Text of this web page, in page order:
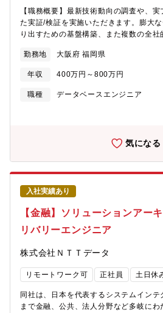
川県横浜市栄区笠間2-5-1/最寄駅：大船
やコンビニも完備されております。■平
宅勤務：2-3日/週程度（業務事情による
【職務概要】最新技術動向の調査や、
た実証/検証を実施いただきます。膨大
り出すための基盤構築、また複数の全
の検証、構築、保守【配属部署】マツダ
コネクティッドカーなどの技術進化によ
できるようになっており、そうしたデー
活用していくことがテーマとなっており
し、新たな情報基盤を構築することから
て、これまで気付かなかった因果関係を
の解決、業務改善に繋げることをミッシ
た海外のカンファレンス参加や勉強会
研究などを積極的に承認するオープン
動向の変化を捉え、トライ&エラーをし
ション特長】ユーザーに近い立ち位置の
りがいを感じることができるポジション
り常に生のデータを扱い、また実際にユ
ションも取りながら解析を行う為、自身
の技術だけではなく、オープンソース系
事業の中でデータを使う側ではなく、事
で 「こんな技術を用いて更に便利にし
能力
勤務地 大阪府 福岡県
年収 400万円～800万円
職種
データベースエンジニア
気になる
入社実績あり
【金融】ソリューションアー
リバリーエンジニア
株式会社ＮＴＴデータ
リモートワーク可 正社員 土日休
同社は、日本を代表するシステムイン
まで金融、公共、法人分野など多岐に